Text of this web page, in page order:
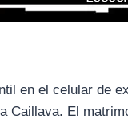
en el celular de
Caillava. El